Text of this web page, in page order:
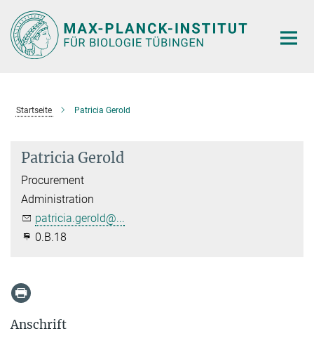
Hauptinhalt
Startseite Patricia Gerold
Patricia Gerold
Procurement
Administration
patricia.gerold@...
0.B.18
Anschrift